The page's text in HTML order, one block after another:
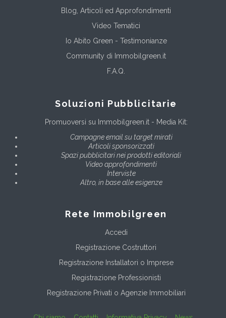
Blog, Articoli ed Approfondimenti
Video Tematici
Io Abito Green - Testimonianze
Community di Immobilgreen.it
F.A.Q.
Soluzioni Pubblicitarie
Promuoversi su Immobilgreen.it - Media Kit:
Campagne email su target mirati
Articoli sponsorizzati
Spazi pubblicitari nei prodotti editoriali
Video approfondimenti
Interviste
Altro, in base alle esigenze
Rete Immobilgreen
Accedi
Registrazione Costruttori
Registrazione Installatori o Imprese
Registrazione Professionisti
Registrazione Privati o Agenzie Immobiliari